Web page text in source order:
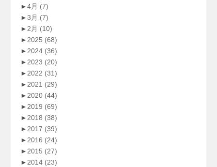
►4月 (7)
►3月 (7)
►2月 (10)
►2025 (68)
►2024 (36)
►2023 (20)
►2022 (31)
►2021 (29)
►2020 (44)
►2019 (69)
►2018 (38)
►2017 (39)
►2016 (24)
►2015 (27)
►2014 (23)